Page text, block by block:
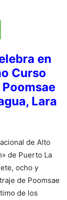
en
Curso
Lara
de Alto
de Puerto La
ocho y
de Poomsae
de los